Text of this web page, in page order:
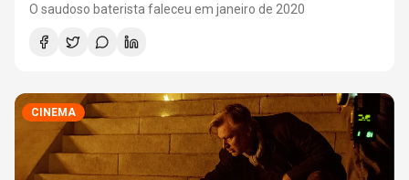
COPELAND E DANNY CAREY
O saudoso baterista faleceu em janeiro de 2020
CINEMA